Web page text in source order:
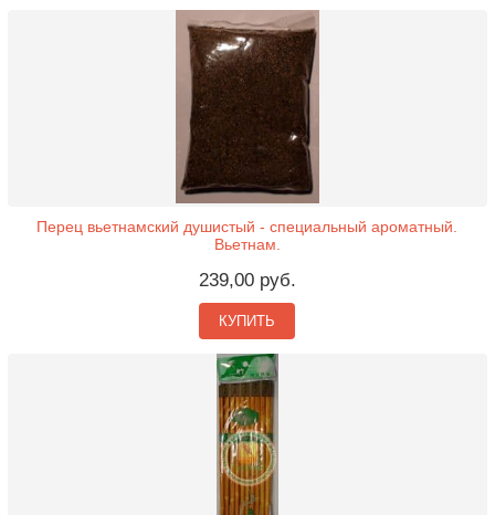
Перец вьетнамский душистый - специальный ароматный.
Вьетнам.
239,00 руб.
КУПИТЬ